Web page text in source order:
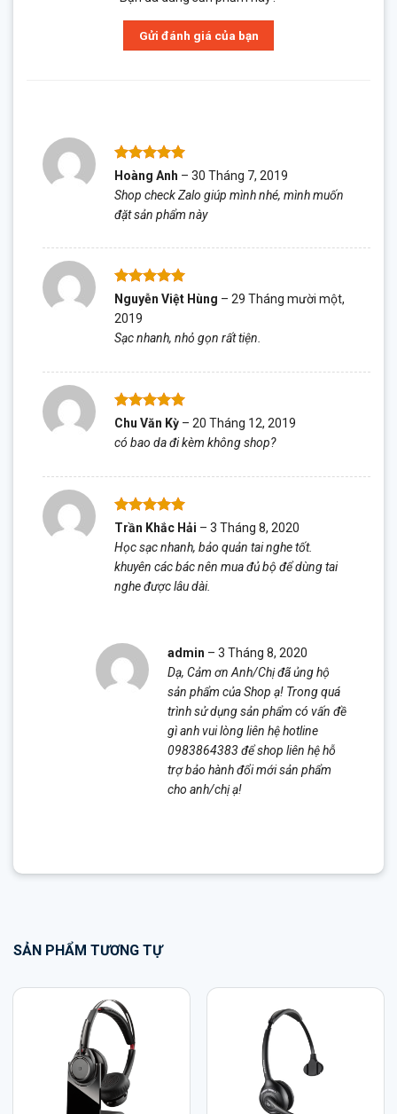
Gửi đánh giá của bạn
Được xếp
hạng5
sao
Hoàng Anh – 30 Tháng 7, 2019
Shop check Zalo giúp mình nhé, mình muốn
đặt sản phẩm này
Được xếp
hạng
sao
Nguyễn Việt Hùng – 29 Tháng mười một,
2019
Sạc nhanh, nhỏ gọn rất tiện.
Được xếp
hạng
5
sao
Chu Văn Kỳ – 20 Tháng 12, 2019
có bao da đi kèm không shop?
Được xếp
hạng
5
sao
Trần Khắc Hải – 3 Tháng 8, 2020
Học sạc nhanh, bảo quản tai nghe tốt.
khuyên các bác nên mua đủ bộ để dùng tai
nghe được lâu dài.
admin – 3 Tháng 8, 2020
Dạ, Cảm ơn Anh/Chị đã ủng hộ
sản phẩm của Shop ạ! Trong quá
trình sử dụng sản phẩm có vấn đề
gì anh vui lòng liên hệ hotline
0983864383 để shop liên hệ hỗ
trợ bảo hành đổi mới sản phẩm
cho anh/chị ạ!
SẢN PHẨM TƯƠNG TỰ